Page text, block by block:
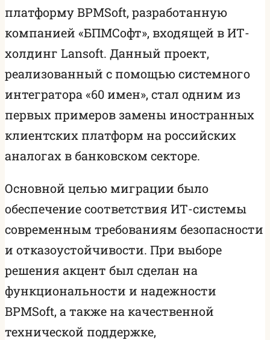
платформу BPMSoft, разработанную
компанией «БПМСофт», входящей в ИТ-
холдинг Lansoft. Данный проект,
реализованный с помощью системного
интегратора «60 имен», стал одним из
первых примеров замены иностранных
клиентских платформ на российских
аналогах в банковском секторе.
Основной целью миграции было
обеспечение соответствия ИТ-системы
современным требованиям безопасности
и отказоустойчивости. При выборе
решения акцент был сделан на
функциональности и надежности
BPMSoft, а также на качественной
технической поддержке,